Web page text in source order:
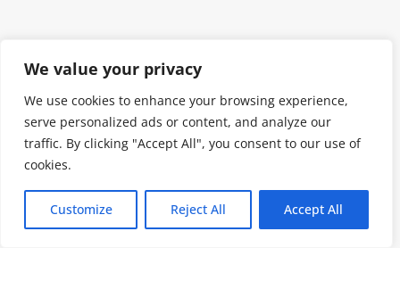
We value your privacy
We use cookies to enhance your browsing experience,
serve personalized ads or content, and analyze our
traffic. By clicking "Accept All", you consent to our use of
cookies.
Customize Reject All Accept All